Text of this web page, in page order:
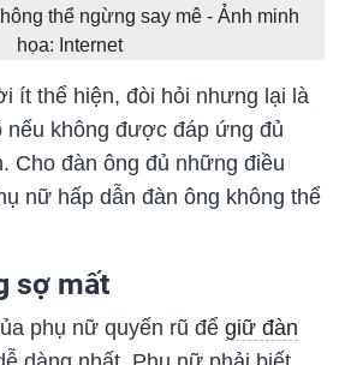
thể ngừng say mê - Ảnh minh
họa: Internet
ít thể hiện, đòi hỏi nhưng lại là
nếu không được đáp ứng đủ
Cho đàn ông đủ những điều
nữ hấp dẫn đàn ông không thể
sợ mất
phụ nữ quyến rũ để giữ đàn